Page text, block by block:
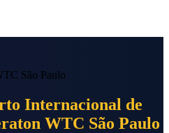
São Paulo
Internacional de
WTC São Paulo